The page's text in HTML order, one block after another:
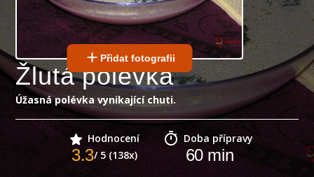
Přidat fotografii
Žlutá polévka
Úžasná polévka vynikající chuti.
Hodnocení
3.3/ 5 (138x)
Doba přípravy
60min